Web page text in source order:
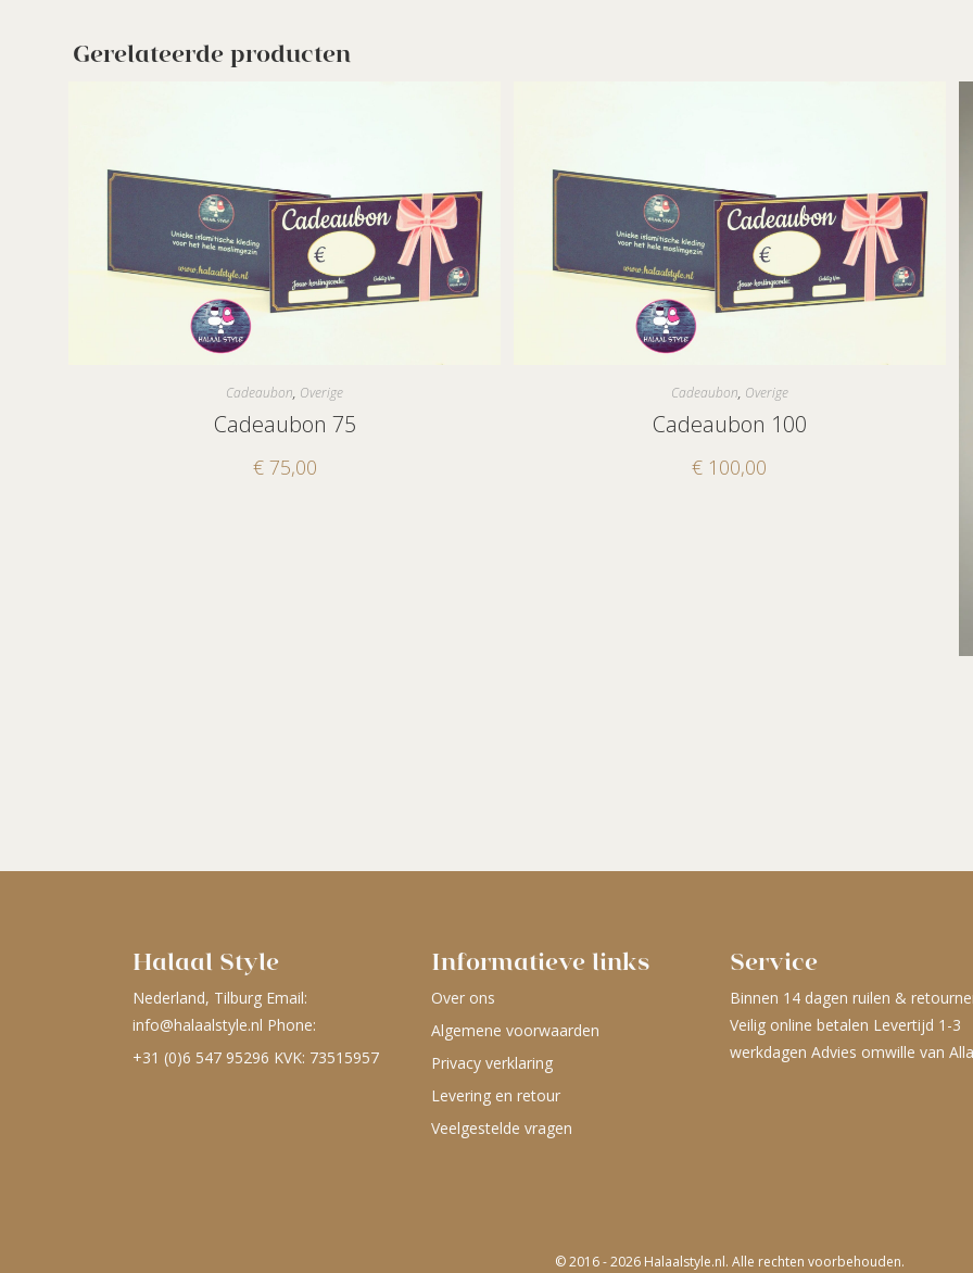
Gerelateerde producten
Cadeaubon, Overige
Cadeaubon 75
€75,00
Cadeaubon, Overige
Cadeaubon 100
€ 100,00
Halaal Style
Nederland, Tilburg Email:
info@halaalstyle.nl Phone:
+31 (0)6 547 95296 KVK: 73515957
Informatieve links
Over ons
Algemene voorwaarden
Privacy verklaring
Levering en retour
Veelgestelde vragen
Service
Binnen 14 dagen ruilen &
Veilig online betalen Levertijd 1-3
werkdagen Advies omwille van
© 2016 - 2026 Halaalstyle.nl. Alle rechten voorbehouden.